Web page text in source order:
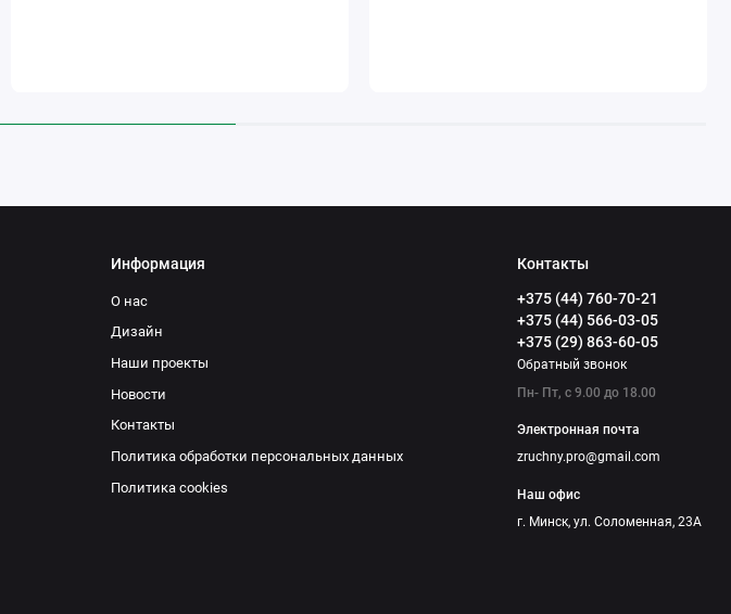
Информация
О нас
Дизайн
Наши проекты
Новости
Контакты
Политика обработки персональных данных
Политика cookies
Контакты
+375 (44) 760-70-21
+375 (44) 566-03-05
+375 (29) 863-60-05
Обратный звонок
Пн- Пт, с 9.00 до 18.00
Электронная почта
zruchny.pro@gmail.com
Наш офис
г. Минск, ул. Соломенная, 23А